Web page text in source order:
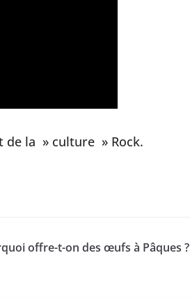
de la » culture » Rock.
offre-t-on des œufs à Pâques ?